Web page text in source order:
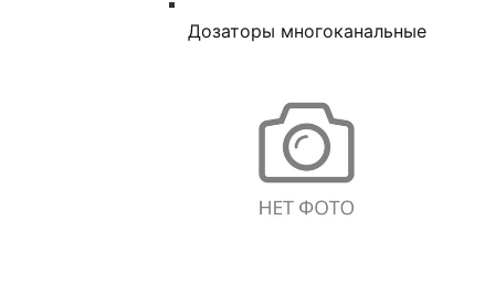
Дозаторы многоканальные